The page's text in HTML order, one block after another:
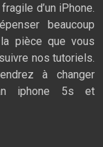
d’un iPhone.
beaucoup
la pièce que vous
nos tutoriels.
à changer
iphone 5s et